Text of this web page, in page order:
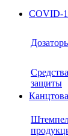
COVID-
Средства
защиты